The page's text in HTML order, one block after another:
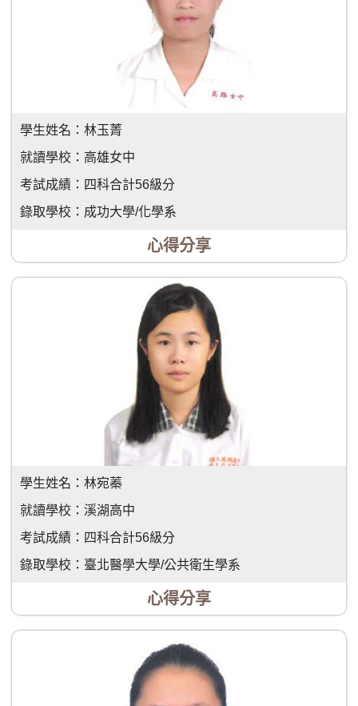
學生姓名： 林玉菁
就讀學校： 高雄女中
考試成績： 四科合計56級分
錄取學校： 成功大學/化學系
心得分享
學生姓名： 林宛蓁
就讀學校： 溪湖高中
考試成績： 四科合計56級分
錄取學校： 臺北醫學大學/公共衛生學系
心得分享